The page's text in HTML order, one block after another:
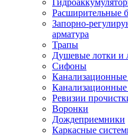
Расширительные
Запорно-
арматура
Трапы
Душевые лотки и
Сифоны
Канализационные
Ревизии
Воронки
Дождеприемники
Каркасные